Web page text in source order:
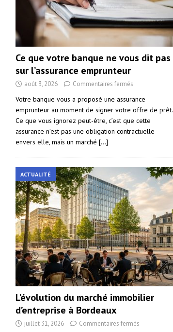
Ce que votre banque ne vous dit pas
sur l’assurance emprunteur
août 3, 2026 Commentaires fermés
Votre banque vous a proposé une assurance
emprunteur au moment de signer votre offre de prêt.
Ce que vous ignorez peut-être, c’est que cette
assurance n’est pas une obligation contractuelle
envers elle, mais un marché […]
ACTUALITÉ
L’évolution du marché immobilier
d’entreprise à Bordeaux
juillet 31, 2026 Commentaires fermés